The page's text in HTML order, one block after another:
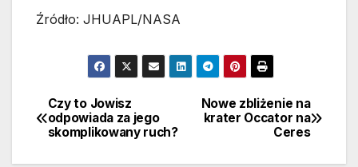
Źródło: JHUAPL/NASA
Nawigacja
wpisu
Nowe zbliżenie na
krater Occator na
Ceres
Czy to Jowisz
odpowiada za jego
skomplikowany ruch?